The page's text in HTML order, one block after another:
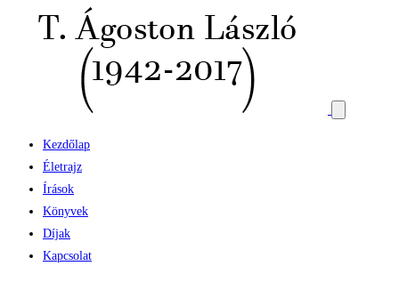
Kezdőlap
Életrajz
Írások
Könyvek
Díjak
Kapcsolat